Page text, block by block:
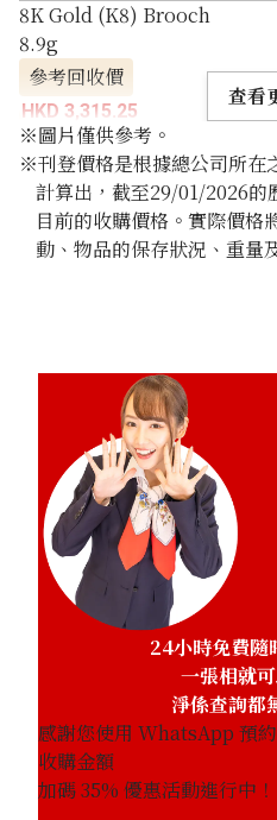
8K Gold (K8) Brooch
8.9g
參考回收價
HKD 3,315.25
查看
※圖片僅供參考。
※刊登價格是根據總公司所在
計算出，截至29/01/2026的
目前的收購價格。實際價格
動、物品的保存狀況、重量
24小時免費隨
一張相就
淨係查詢都
感謝您使用 WhatsApp 預約
收購金額
加碼35% 優惠活動進行中！